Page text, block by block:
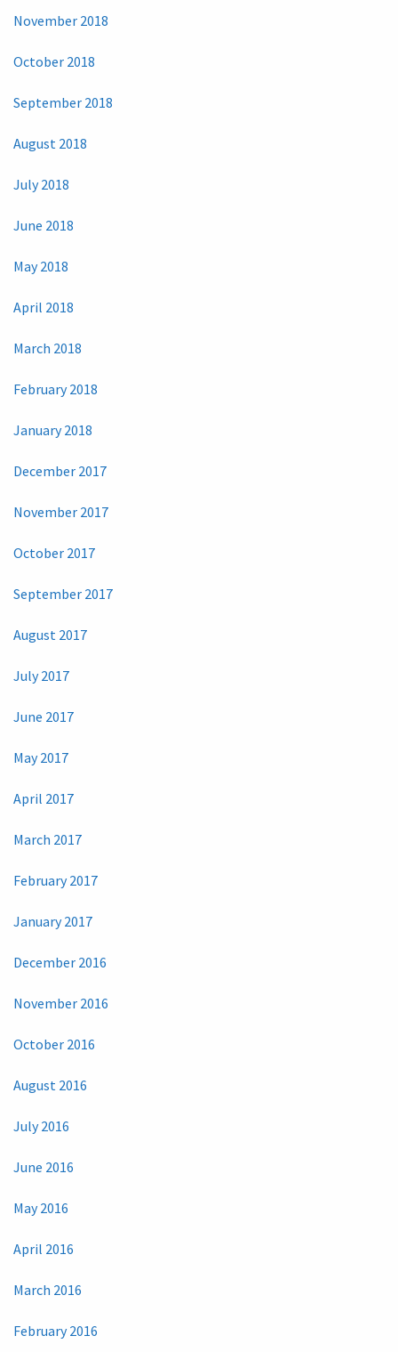
November 2018
October 2018
September 2018
August 2018
July 2018
June 2018
May 2018
April 2018
March 2018
February 2018
January 2018
December 2017
November 2017
October 2017
September 2017
August 2017
July 2017
June 2017
May 2017
April 2017
March 2017
February 2017
January 2017
December 2016
November 2016
October 2016
August 2016
July 2016
June 2016
May 2016
April 2016
March 2016
February 2016